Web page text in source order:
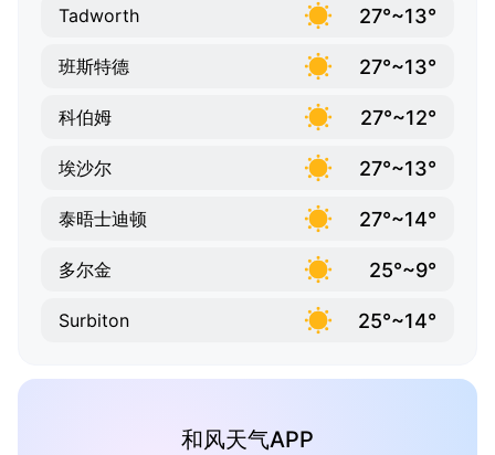
Tadworth 27°~13°
班斯特德 27°~13°
科伯姆 27°~12°
埃沙尔 27°~13°
泰晤士迪顿 27°~14°
多尔金 25°~9°
Surbiton 25°~14°
和风天气APP